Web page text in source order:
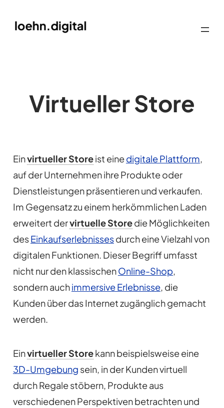
Virtueller Store
Einvirtueller Storeist einedigitale Plattform,
auf der Unternehmen ihre Produkte oder
Dienstleistungen präsentieren und verkaufen.
Im Gegensatz zu einem herkömmlichen Laden
erweitert dervirtuelle Storedie Möglichkeiten
desEinkaufserlebnissesdurch eine Vielzahl von
digitalen Funktionen. Dieser Begriff umfasst
nicht nur den klassischenOnline-Shop,
sondern auchimmersive Erlebnisse, die
Kunden über das Internet zugänglich gemacht
werden.
Einvirtueller Storekann beispielsweise eine
3D-Umgebung sein, in der Kunden virtuell
durch Regale stöbern, Produkte aus
verschiedenen Perspektiven betrachten und